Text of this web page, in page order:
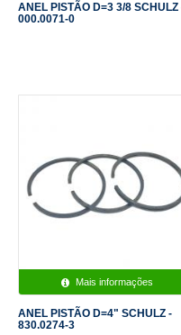
ANEL PISTÃO D=3 3/8 SCHULZ
000.0071-0
Mais informações
ANEL PISTÃO D=4" SCHULZ -
830.0274-3